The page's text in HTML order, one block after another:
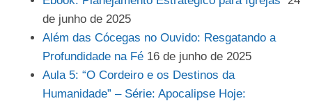
de junho de 2025
Além das Cócegas no Ouvido: Resgatando a
Profundidade na Fé 16 de junho de 2025
Aula 5: “O Cordeiro e os Destinos da
Humanidade” – Série: Apocalipse Hoje: